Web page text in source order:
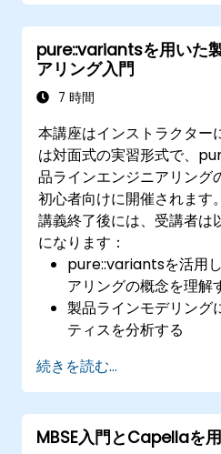
リエーション定義から実際
一貫したプロセスを構築で
またpure::variantsや
用による効果を見極めるこ
pure::variantsを用いた
アリング入門
7 時間
本講座はインストラクター
は対面式の実習形式で、
品ラインエンジニアリング
初心者向けに開催されます。
講義終了後には、受講者は
になります：
pure::variantsを活用
アリングの概念を理解
製品ラインモデリング
ティスを分析する
変動性管理プロセスを
Microsoft Officeなど
pure::variantsを利用
続きを読む...
MBSE入門とCapellaを